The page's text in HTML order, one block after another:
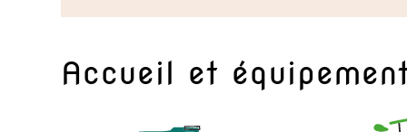
Accueil et